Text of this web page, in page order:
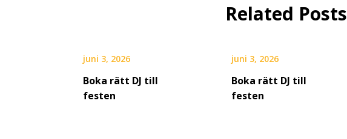
Related Posts
juni 3, 2026
Boka rätt DJ till
festen
juni 3, 2026
Boka rätt DJ till
festen